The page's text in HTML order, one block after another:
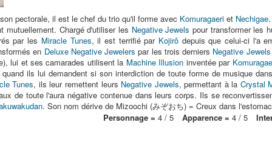
pectorale, il est le chef du trio qu'il forme avec Komuragaeri et Nechigae
Chargé d'utiliser les Negative Jewels pour transformer les
par les Miracle Tunes, il est terrifié par Kojirôdepuis que celui-ci l'a
en Deluxe Negative Jewelers par les trois derniers Negative Jewels
lui et ses camarades utilisent la Machine Illusion inventée par
ils lui demandent si son interdiction de toute forme de musique
Tunes, ils leur remettent leurs Negative Jewels, permettant à la Crystal
de toute l'aura négative contenue dans leurs corps. Ils se
. Son nom dérive de Mizoochi (みぞおち) = Creux dans
Personnage = 4 / 5 Apparence = 4 / 5